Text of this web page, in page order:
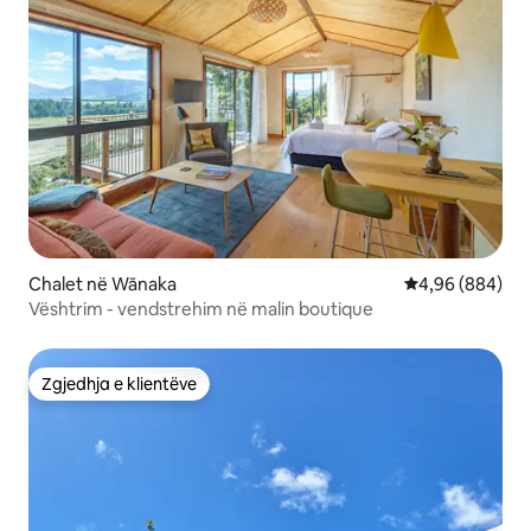
Chalet në Wānaka Vlerësimi
4,96 (884)
Vështrim - vendstrehim në malin boutique
Zgjedhja e klientëve
Zgjedhja e klientëve